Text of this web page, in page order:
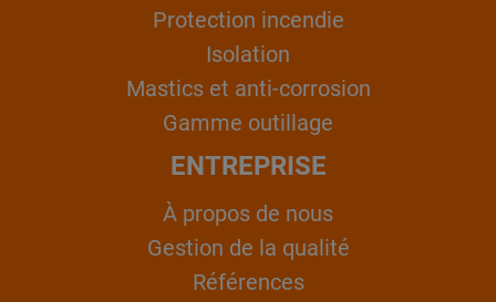
Protection incendie
Isolation
Mastics et anti-corrosion
Gamme outillage
ENTREPRISE
À propos de nous
Gestion de la qualité
Références